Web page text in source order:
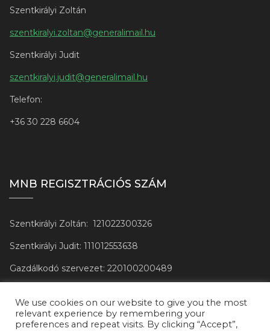
Szentkirályi Zoltán
szentkiralyi.zoltan@generalimail.hu
Szentkirályi Judit
szentkiralyi.judit@generalimail.hu
Telefon:
+36 30 228 6604
MNB REGISZTRÁCIÓS SZÁM
Szentkirályi Zoltán: 121022300326
Szentkirályi Judit: 111012553638
Gazdálkodó szervezet: 220100200489
We use cookies on our website to give you the most
relevant experience by remembering your
preferences and repeat visits. By clicking “Accept”,